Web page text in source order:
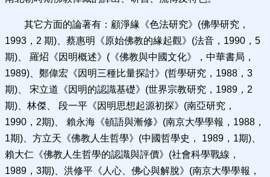
其它方面的論著有：顧淨緣《色法研究》(佛學研究，
1993，2 期)、蔡惠明《原始佛教的緣起觀》(法音，1990，5
期)、 羅炤《因明概述》(《佛教與中國文化》，中華書局，
1989)、鄭偉宏《因明三種比量探討》(哲學研究，1988，3
期)、 宋立道《因明的認識基礎》(世界宗教研究，1989，2
期)、林傑、 段一平《因明思想起源初探》(南亞研究，
1990，2期)、 賴永海《頓語與漸修》(南京大學學報，1988，
1期)、方立天《佛教人生哲學》(中國哲學史， 1989，1期)、
賴大仁《佛教人生哲學的認識與評價》(社會科學戰線，
1989，3期)、洪修平《人心、佛心與解脫》(南京大學學報，